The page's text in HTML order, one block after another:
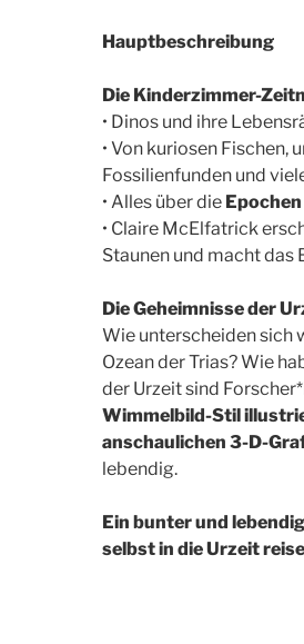
Hauptbeschreibung
Die Kinderzimmer-
• Dinos und ihre
• Von kuriosen Fischen,
Fossilienfunden und
• Alles über die
• Claire McElfatrick
Staunen und macht das
Die Geheimnisse der
Wie unterscheiden sich
Ozean der Trias? Wie
der Urzeit sind
Wimmelbild-Stil
anschaulichen 3-D-
lebendig.
Ein bunter und
selbst in die Urzeit